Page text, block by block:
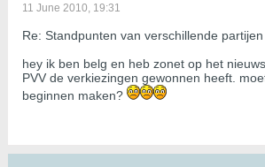
11 June 2010, 19:31
Re: Standpunten van verschillende
hey ik ben belg en heb zonet op het
PVV de verkiezingen gewonnen heeft.
beginnen maken?